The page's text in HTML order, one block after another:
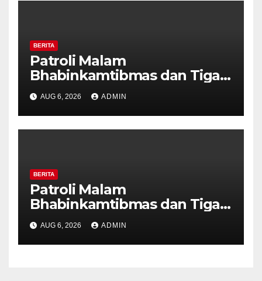
BERITA
Patroli Malam
Bhabinkamtibmas dan Tiga
Pilar Kelurahan Ungaran
Perkuat Kamtibmas, Warga
Diajak Aktifkan Ronda
AUG 6, 2026 ADMIN
BERITA
Patroli Malam
Bhabinkamtibmas dan Tiga
Pilar Kelurahan Ungaran
Perkuat Kamtibmas, Warga
Diajak Aktifkan Ronda
AUG 6, 2026 ADMIN